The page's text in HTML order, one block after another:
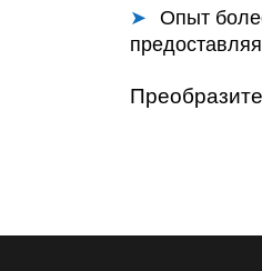
Опыт